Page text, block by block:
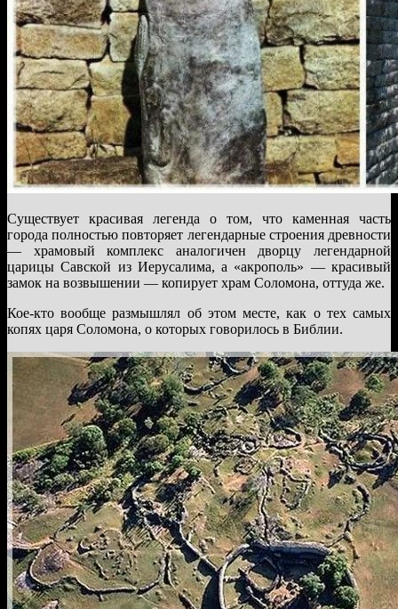
Существует красивая легенда о том, что каменная часть
города полностью повторяет легендарные строения древности
— храмовый комплекс аналогичен дворцу легендарной
царицы Савской из Иерусалима, а «акрополь» — красивый
замок на возвышении — копирует храм Соломона, оттуда же.
Кое-кто вообще размышлял об этом месте, как о тех самых
копях царя Соломона, о которых говорилось в Библии.